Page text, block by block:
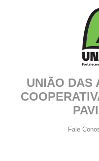
UNIÃO DAS
Fale